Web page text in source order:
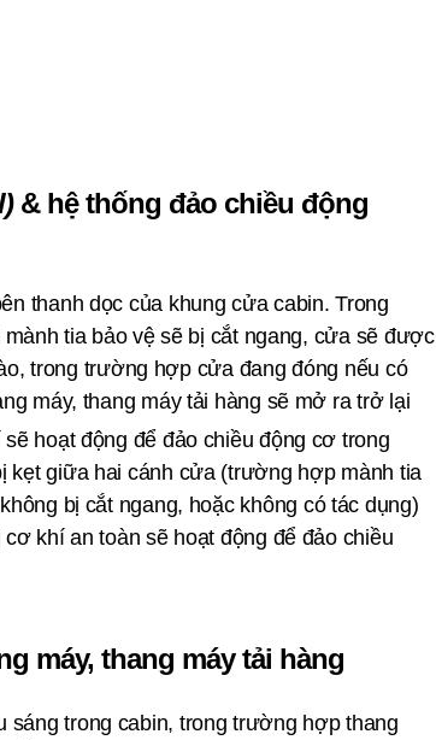
& hệ thống đảo chiều động
thanh dọc của khung cửa cabin. Trong
tia bảo vệ sẽ bị cắt ngang, cửa sẽ được
trong trường hợp cửa đang đóng nếu có
máy, thang máy tải hàng sẽ mở ra trở lại
hoạt động để đảo chiều động cơ trong
giữa hai cánh cửa (trường hợp mành tia
bị cắt ngang, hoặc không có tác dụng)
khí an toàn sẽ hoạt động để đảo chiều
máy, thang máy tải hàng
trong cabin, trong trường hợp thang